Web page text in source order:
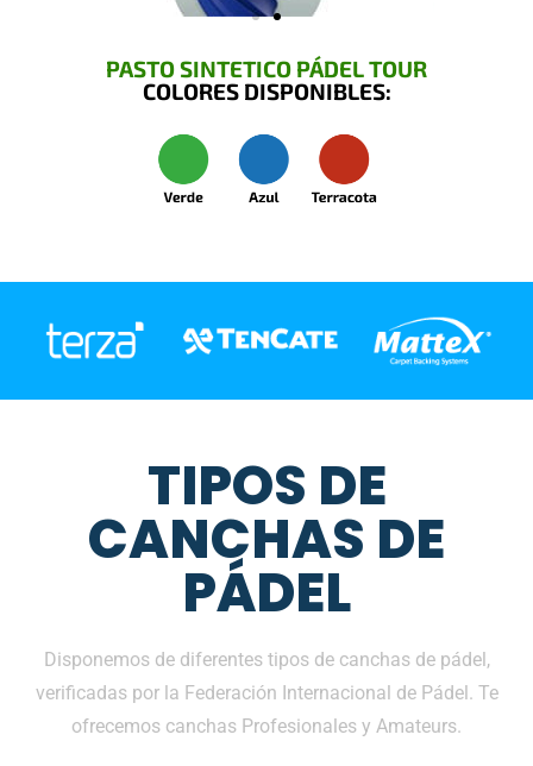
PASTO SINTETICO PÁDEL TOUR
COLORES DISPONIBLES:
TIPOS DE
CANCHAS DE
PÁDEL
Disponemos de diferentes tipos de canchas de pádel,
verificadas por la Federación Internacional de Pádel. Te
ofrecemos canchas Profesionales y Amateurs.